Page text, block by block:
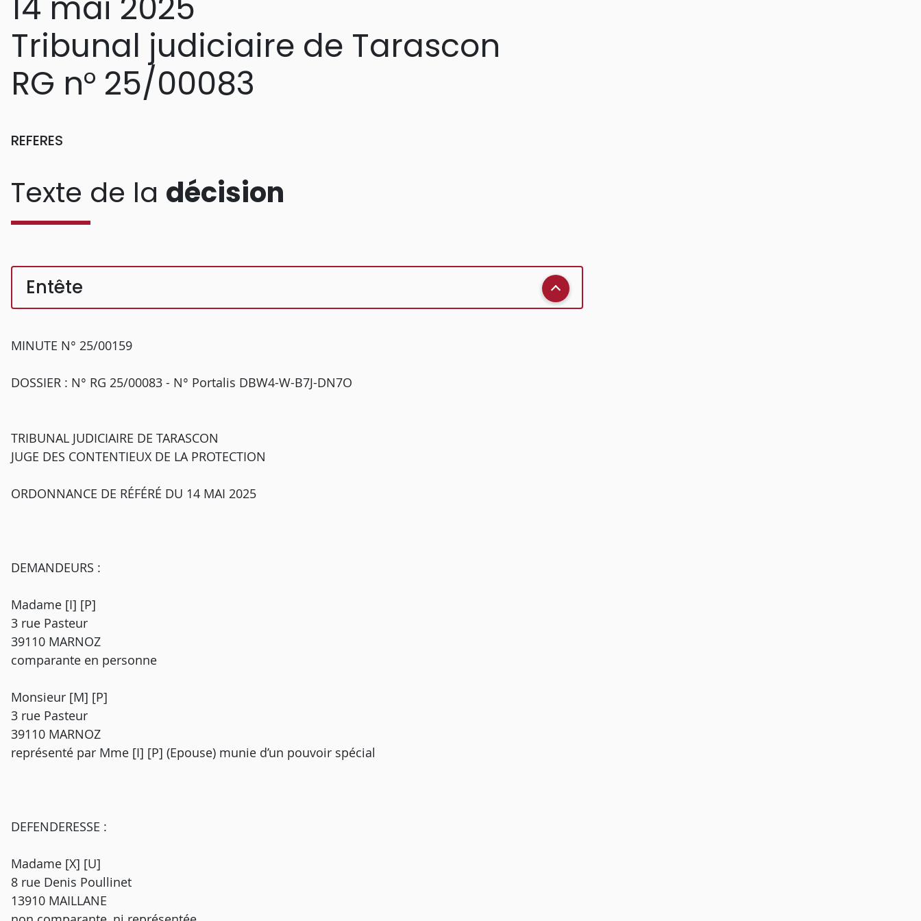
Tribunal judiciaire de Tarascon
RG n° 25/00083
REFERES
Texte de la décision
Entête
MINUTE N° 25/00159
DOSSIER : N° RG 25/00083 - N° Portalis DBW4-W-B7J-DN7O
TRIBUNAL JUDICIAIRE DE TARASCON
JUGE DES CONTENTIEUX DE LA PROTECTION
ORDONNANCE DE RÉFÉRÉ DU 14 MAI 2025
DEMANDEURS :
Madame [I] [P]
3 rue Pasteur
39110 MARNOZ
comparante en personne
Monsieur [M] [P]
3 rue Pasteur
39110 MARNOZ
représenté par Mme [I] [P] (Epouse) munie d’un pouvoir spécial
DEFENDERESSE :
Madame [X] [U]
8 rue Denis Poullinet
13910 MAILLANE